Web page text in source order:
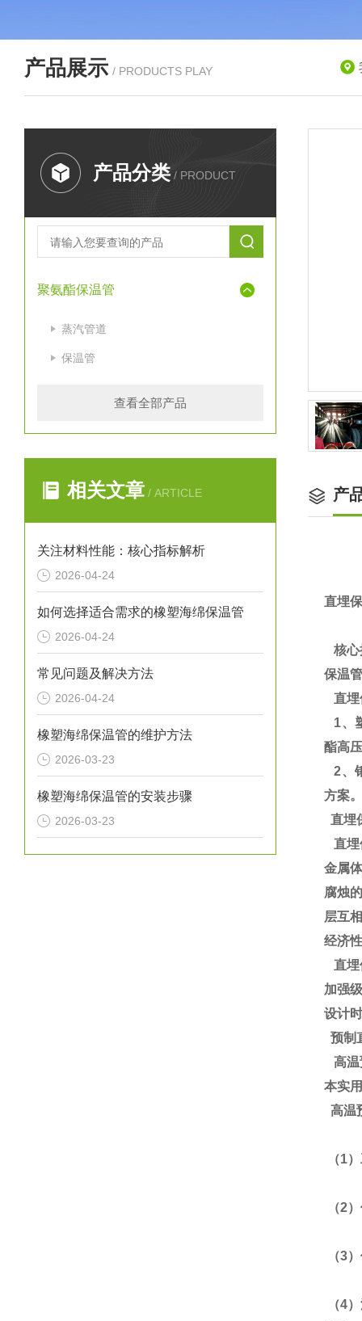
产品展示 / PRODUCTS PLAY
产品分类 / PRODUCT
聚氨酯保温管
蒸汽管道
保温管
查看全部产品
相关文章 / ARTICLE
关注材料性能：核心指标解析
2026-04-24
如何选择适合需求的橡塑海绵保温管
2026-04-24
常见问题及解决方法
2026-04-24
橡塑海绵保温管的维护方法
2026-03-23
橡塑海绵保温管的安装步骤
2026-03-23
产
直埋
核心
保温
直埋
1、
酯高
2、
方案。
直埋
直埋
金属
腐烛
层互
经济
直埋
加强
设计
预制
高温
本实
高温
（1
（2
（3
（4